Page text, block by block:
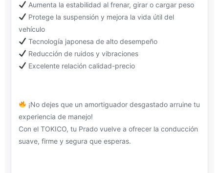
Aumenta la estabilidad al frenar, girar o cargar peso
Protege la suspensión y mejora la vida útil del
vehículo
Tecnología japonesa de alto desempeño
Reducción de ruidos y vibraciones
Excelente relación calidad-precio
¡No dejes que un amortiguador desgastado arruine tu
experiencia de manejo!
Con el TOKICO, tu Prado vuelve a ofrecer la conducción
suave, firme y segura que esperas.